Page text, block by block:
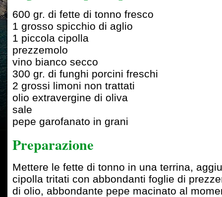
600 gr. di fette di tonno fresco
1 grosso spicchio di aglio
1 piccola cipolla
prezzemolo
vino bianco secco
300 gr. di funghi porcini freschi
2 grossi limoni non trattati
olio extravergine di oliva
sale
pepe garofanato in grani
Preparazione
Mettere le fette di tonno in una terrina,
cipolla tritati con abbondanti foglie di
di olio, abbondante pepe macinato al